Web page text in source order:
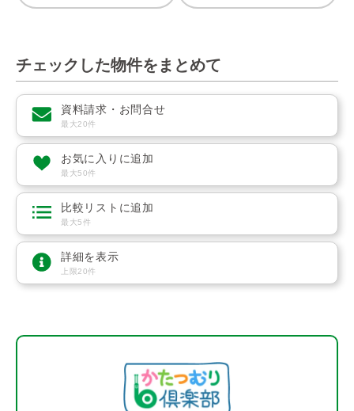
チェックした物件をまとめて
資料請求・お問合せ
最大20件
お気に入りに追加
最大50件
比較リストに追加
最大5件
詳細を表示
上限20件